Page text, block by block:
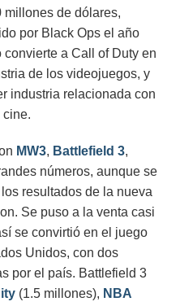
millones de dólares,
por Black Ops el año
a Call of Duty en
de los videojuegos, y
industria relacionada con
cine.
MW3, Battlefield 3,
números, aunque se
resultados de la nueva
Se puso a la venta casi
se convirtió en el juego
Unidos, con dos
por el país. Battlefield 3
(1.5 millones), NBA